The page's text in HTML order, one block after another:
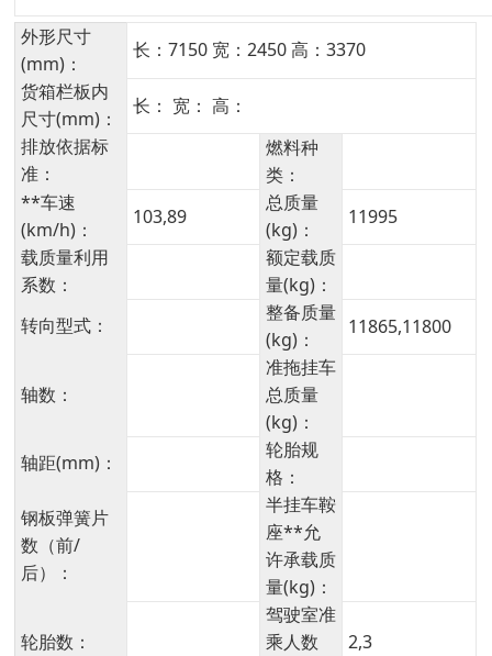
外形尺寸
(mm)：
长：7150 宽：2450 高：3370
货箱栏板内
尺寸(mm)：
长： 宽： 高：
排放依据标
准：
燃料种
类：
**车速
(km/h)：
103,89
总质量
(kg)：
11995
载质量利用
系数：
额定载质
量(kg)：
转向型式：
整备质量
(kg)：
11865,11800
轴数：
准拖挂车
总质量
(kg)：
轴距(mm)：
轮胎规
格：
钢板弹簧片
数（前/
后）：
半挂车鞍
座**允
许承载质
量(kg)：
轮胎数：
驾驶室准
乘人数
2,3